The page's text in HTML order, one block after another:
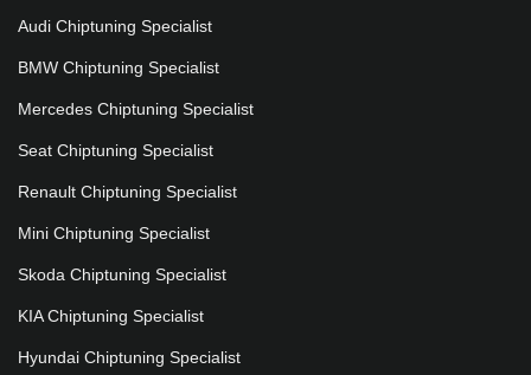
Audi Chiptuning Specialist
BMW Chiptuning Specialist
Mercedes Chiptuning Specialist
Seat Chiptuning Specialist
Renault Chiptuning Specialist
Mini Chiptuning Specialist
Skoda Chiptuning Specialist
KIA Chiptuning Specialist
Hyundai Chiptuning Specialist